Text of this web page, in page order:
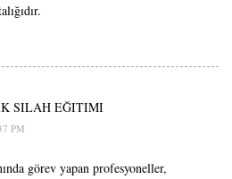
SILAH EĞITIMI
PM
görev yapan profesyoneller,